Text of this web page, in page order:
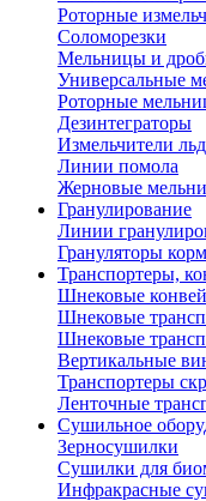
Роторные
Соломорезки
Мельницы и
Универсальные
Роторные
Дезинтеграторы
Измельчители
Линии помола
Жерновые
Гранулирование
Линии
Грануляторы
Транспортеры,
Шнековые
Шнековые
Шнековые
Вертикальные
Транспортеры
Ленточные
Сушильное
Зерносушилки
Сушилки для
Инфракрасные